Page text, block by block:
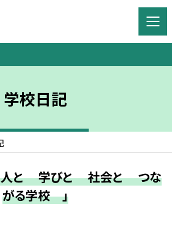
学校日記
人と 学びと 社会と つな
がる学校 」